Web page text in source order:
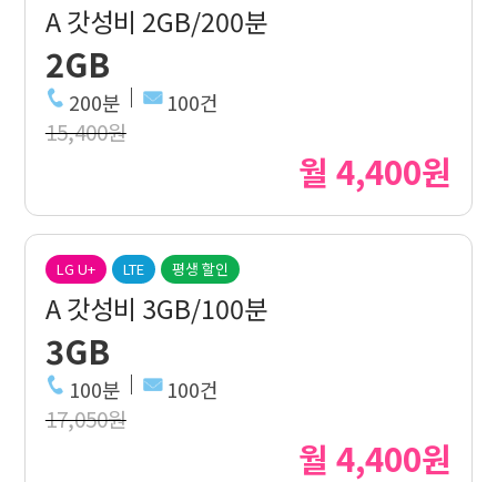
A 갓성비 2GB/200분
2GB
200분 100건
15,400원
월 4,400원
LG U+ LTE 평생 할인
A 갓성비 3GB/100분
3GB
100분 100건
17,050원
월 4,400원